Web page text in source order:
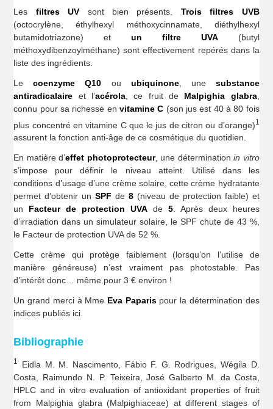
Les filtres UV sont bien présents. Trois filtres UVB
(octocrylène, éthylhexyl méthoxycinnamate, diéthylhexyl
butamidotriazone) etun filtre UVA(butyl
méthoxydibenzoylméthane) sont effectivement repérés dans la
liste des ingrédients.
Lecoenzyme Q10 ou ubiquinone, une substance
antiradicalaire et l’acérola , ce fruit de Malpighia glabra,
connu pour sa richesse envitamine C (son jus est 40 à 80 fois
plus concentré en vitamine C que le jus de citron ou d’orange)1
assurent la fonction anti-âge de ce cosmétique du quotidien.
En matière d’effet photoprotecteur, une déterminationin vitro
s’impose pour définir le niveau atteint. Utilisé dans les
conditions d’usage d’une crème solaire, cette crème hydratante
permet d’obtenir unSPFde8 (niveau de protection faible) et
un Facteur de protection UVA de 5. Après deux heures
d’irradiation dans un simulateur solaire, le SPF chute de 43 %,
le Facteur de protection UVA de 52 %.
Cette crème qui protège faiblement (lorsqu’on l’utilise de
manière généreuse) n’est vraiment pas photostable. Pas
d’intérêt donc… même pour 3 € environ !
Un grand merci à Mme Eva Paparispour la détermination des
indices publiés ici.
Bibliographie
1
Eidla M. M. Nascimento, Fábio F. G. Rodrigues, Wégila D.
Costa, Raimundo N. P. Teixeira, José Galberto M. da Costa,
HPLC and in vitro evaluation of antioxidant properties of fruit
from Malpighia glabra (Malpighiaceae) at different stages of